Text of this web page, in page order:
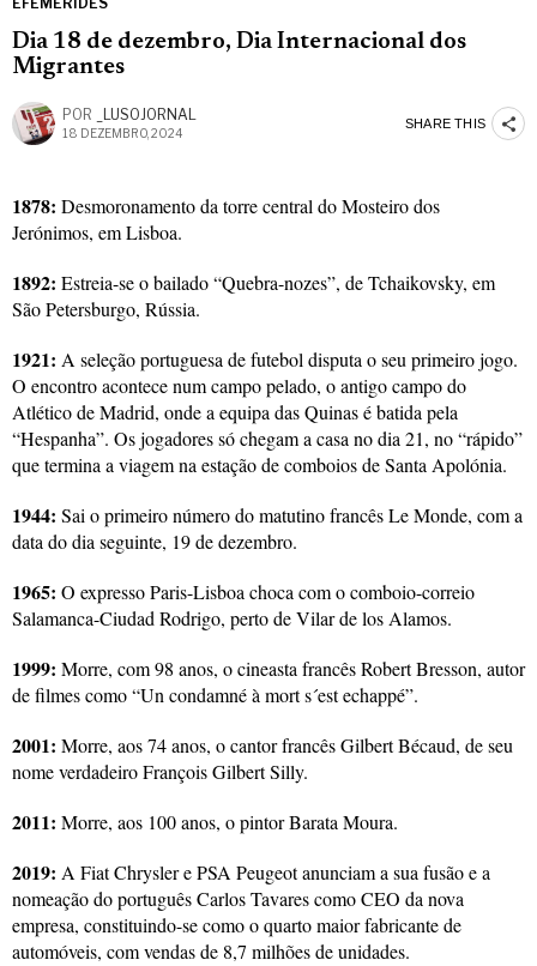
Dia 18 de dezembro, Dia Internacional dos
Migrantes
POR _LUSOJORNAL
18 DEZEMBRO, 2024
SHARE THIS
1878: Desmoronamento da torre central do Mosteiro dos
Jerónimos, em Lisboa.
1892: Estreia-se o bailado “Quebra-nozes”, de Tchaikovsky, em
São Petersburgo, Rússia.
1921: A seleção portuguesa de futebol disputa o seu primeiro jogo.
O encontro acontece num campo pelado, o antigo campo do
Atlético de Madrid, onde a equipa das Quinas é batida pela
“Hespanha”. Os jogadores só chegam a casa no dia 21, no “rápido”
que termina a viagem na estação de comboios de Santa Apolónia.
1944: Sai o primeiro número do matutino francês Le Monde, com a
data do dia seguinte, 19 de dezembro.
1965: O expresso Paris-Lisboa choca com o comboio-correio
Salamanca-Ciudad Rodrigo, perto de Vilar de los Alamos.
1999: Morre, com 98 anos, o cineasta francês Robert Bresson, autor
de filmes como “Un condamné à mort s´est echappé”.
2001: Morre, aos 74 anos, o cantor francês Gilbert Bécaud, de seu
nome verdadeiro François Gilbert Silly.
2011: Morre, aos 100 anos, o pintor Barata Moura.
2019: A Fiat Chrysler e PSA Peugeot anunciam a sua fusão e a
nomeação do português Carlos Tavares como CEO da nova
empresa, constituindo-se como o quarto maior fabricante de
automóveis, com vendas de 8,7 milhões de unidades.